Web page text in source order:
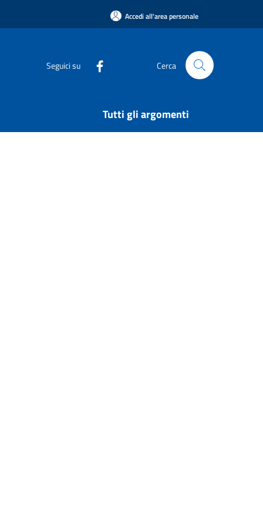
Accedi all'area personale
Seguici su Cerca
Tutti gli argomenti